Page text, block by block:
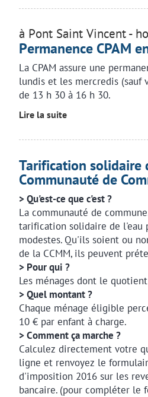
à Pont Saint Vincent -
Permanence CPAM
La CPAM assure une
lundis et les mercredis (sauf
de 13 h 30 à 16 h 30.
Lire la suite
Tarification solidaire
Communauté de
> Qu'est-ce que c'est ?
La communauté de
tarification solidaire de l'eau
modestes. Qu'ils soient ou
de la CCMM, ils peuvent
> Pour qui ?
Les ménages dont le
> Quel montant ?
Chaque ménage éligible
10 € par enfant à charge.
> Comment ça marche ?
Calculez directement votre
ligne et renvoyez le
d'imposition 2016 sur les
bancaire. (pour compléter le